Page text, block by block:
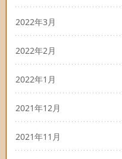
2022年3月
2022年2月
2022年1月
2021年12月
2021年11月